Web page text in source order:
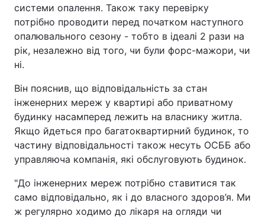
системи опалення. Також таку перевірку
потрібно проводити перед початком наступного
опалювального сезону - тобто в ідеалі 2 рази на
рік, незалежно від того, чи були форс-мажори, чи
ні.
Він пояснив, що відповідальність за стан
інженерних мереж у квартирі або приватному
будинку насамперед лежить на власнику житла.
Якщо йдеться про багатоквартирний будинок, то
частину відповідальності також несуть ОСББ або
управляюча компанія, які обслуговують будинок.
"До інженерних мереж потрібно ставитися так
само відповідально, як і до власного здоров’я. Ми
ж регулярно ходимо до лікаря на огляди чи